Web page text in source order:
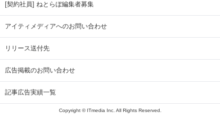
[契約社員] ねとらぼ編集者募集
アイティメディアへのお問い合わせ
リリース送付先
広告掲載のお問い合わせ
記事広告実績一覧
Copyright © ITmedia Inc. All Rights Reserved.